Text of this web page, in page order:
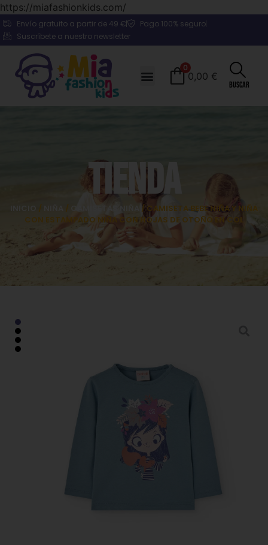
https://miafashionkids.com/
Envío gratuito a partir de 49 €
Pago 100% seguro
Suscríbete a nuestro newsletter
0
0,00 €
Buscar
Tienda
/ /
/ CAMISETA BEBE NIÑA Y NIÑA
CON ESTAMPADO NIÑA CON HOJAS DE OTOÑO EN COL